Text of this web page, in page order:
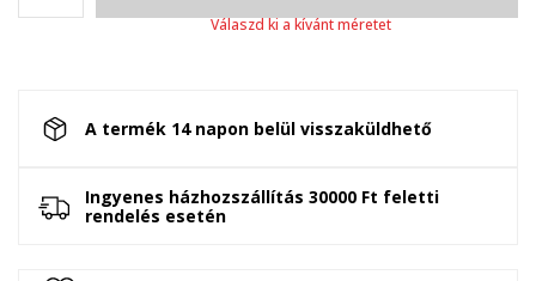
Válaszd ki a kívánt méretet
A termék 14 napon belül visszaküldhető
Ingyenes házhozszállítás 30000 Ft feletti
rendelés esetén